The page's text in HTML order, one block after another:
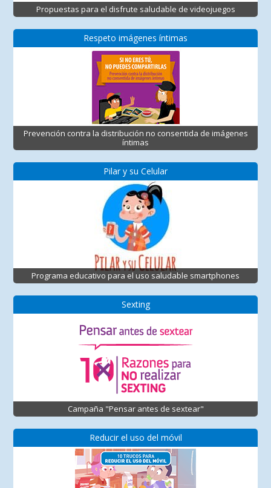
Propuestas para el disfrute saludable de videojuegos
Respeto imágenes íntimas
Prevención contra la distribución no consentida de imágenes
íntimas
Pilar y su Celular
Programa educativo para el uso saludable smartphones
Sexting
Campaña "Pensar antes de sextear"
Reducir el uso del móvil